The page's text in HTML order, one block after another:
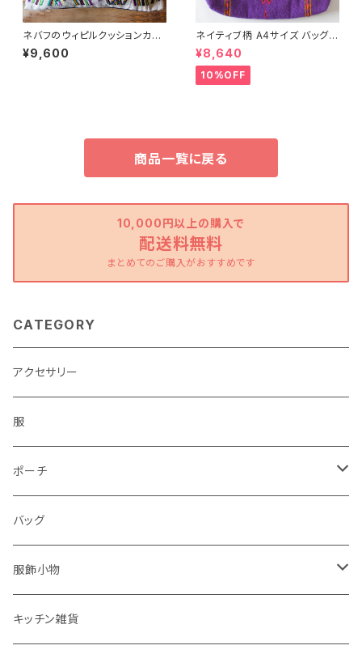
ネバフのウィピルクッションカバ
ー /289/ GUATEMALA グアテ
マラ
¥9,600
ネイティブ柄 A4サイズ バッグ /
279d/ MEXICO
¥8,640
10%OFF
商品一覧に戻る
10,000円以上の購入で
配送料無料
まとめてのご購入がおすすめです
CATEGORY
アクセサリー
服
ポーチ
パソコンケース
バッグ
服飾小物
ストール
キッチン雑貨